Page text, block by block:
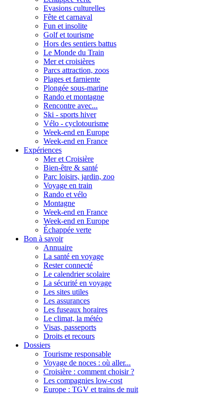
Evasions culturelles
Fête et carnaval
Fun et insolite
Golf et tourisme
Hors des sentiers battus
Le Monde du Train
Mer et croisières
Parcs attraction, zoos
Plages et farniente
Plongée sous-marine
Rando et montagne
Rencontre avec...
Ski - sports hiver
Vélo - cyclotourisme
Week-end en Europe
Week-end en France
Expériences
Mer et Croisière
Bien-être & santé
Parc loisirs, jardin, zoo
Voyage en train
Rando et vélo
Montagne
Week-end en France
Week-end en Europe
Échappée verte
Bon à savoir
Annuaire
La santé en voyage
Rester connecté
Le calendrier scolaire
La sécurité en voyage
Les sites utiles
Les assurances
Les fuseaux horaires
Le climat, la météo
Visas, passeports
Droits et recours
Dossiers
Tourisme responsable
Voyage de noces : où aller...
Croisière : comment choisir ?
Les compagnies low-cost
Europe : TGV et trains de nuit